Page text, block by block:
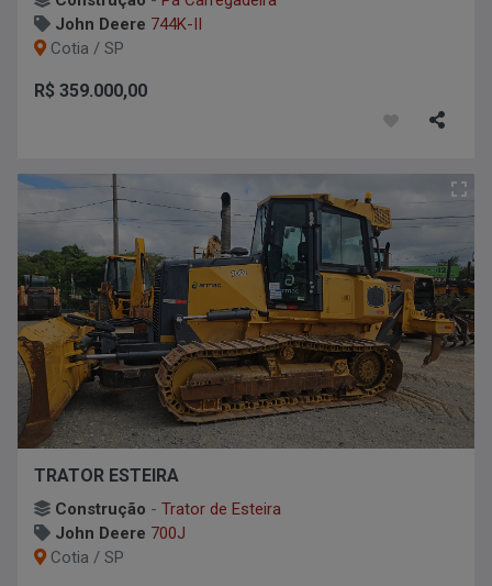
John Deere 744K-II
Cotia / SP
R$ 359.000,00
TRATOR ESTEIRA
Construção - Trator de Esteira
John Deere 700J
Cotia / SP